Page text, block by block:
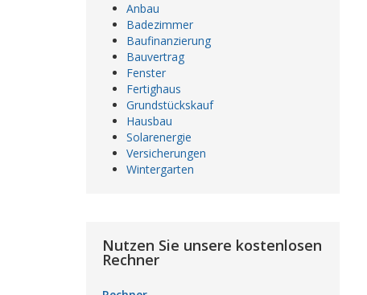
Anbau
Badezimmer
Baufinanzierung
Bauvertrag
Fenster
Fertighaus
Grundstückskauf
Hausbau
Solarenergie
Versicherungen
Wintergarten
Nutzen Sie unsere kostenlosen
Rechner